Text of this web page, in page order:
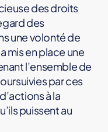
des droits
des
une volonté de
mis en place une
l’ensemble de
par ces
à la
puissent au